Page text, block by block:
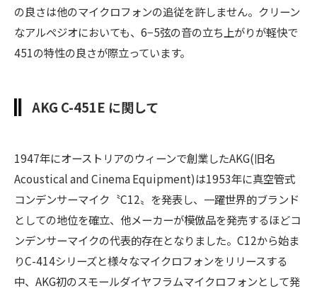
の良さは他のマイクロフォンの追従を許しません。クリーン
なアルペジオにおいても、6−5弦の音の立ち上がりが軽快で
451の特性の良さが際立っています。
AKG C-451E に関して
1947年にオーストリアのウィーンで創業したAKG(旧名
Acoustical and Cinema Equipment)は1953年に真空管式
コンデンサーマイク〝C12〟を発表し、一躍世界的ブランド
としての地位を確立、他メーカーが模倣品を発売するほどコ
ンデンサーマイクの代表的存在となりました。C12から始ま
りC-414シリーズと様々なマイクロフォンをリリースする
中、AKG初のスモールダイヤフラムマイクロフォンとして発